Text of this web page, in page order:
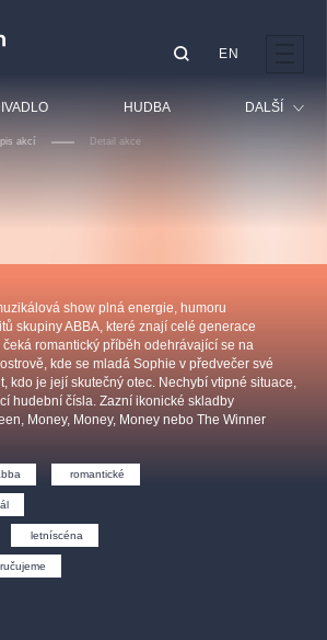
HUDBA DALŠÍ
Ostatní
EN
akcí Detail akce
show plná energie, humoru
skupiny ABBA, které znají celé generace
romantický příběh odehrávající se na
kde se mladá Sophie v předvečer své
kdo je její skutečný otec. Nechybí vtipné situace,
hudební čísla. Zazní ikonické skladby
Money, Money, Money nebo The Winner
romantické
letníscéna
s.r.o.